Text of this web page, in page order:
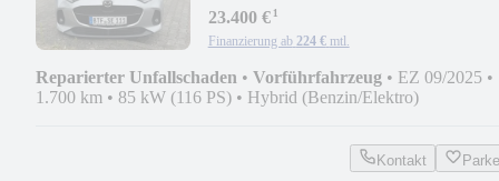
23.400 €¹
Finanzierung ab 224 € mtl.
Reparierter Unfallschaden • Vorführfahrzeug • EZ 09/2025 •
1.700 km • 85 kW (116 PS) • Hybrid (Benzin/Elektro)
Kontakt